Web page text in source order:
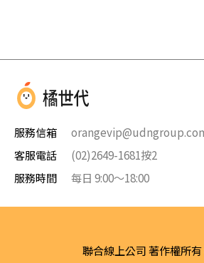
服務信箱
客服電話
(02)2649-1681按2
服務時間
每日 9:00～18:00
聯合線上公司 著作權所